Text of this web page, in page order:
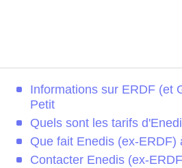
Informations sur ERDF (et
Petit
Quels sont les tarifs
Que fait Enedis (ex-ERDF)
Contacter Enedis (ex-